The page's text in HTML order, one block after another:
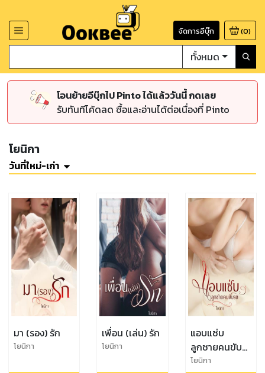
จัดการอีบุ๊ก (0)
ทั้งหมด
โอนย้ายอีบุ๊กไป Pinto ได้แล้ววันนี้ กดเลย
รับทันทีโค้ดลด ซื้อและอ่านได้ต่อเนื่องที่ Pinto
โยนิกา
วันที่ใหม่-เก่า
มา (รอง) รัก
โยนิกา
เพื่อน (เล่น) รัก
โยนิกา
แอบแซ่บ
ลูกชายคนขับ
รถ
โยนิกา